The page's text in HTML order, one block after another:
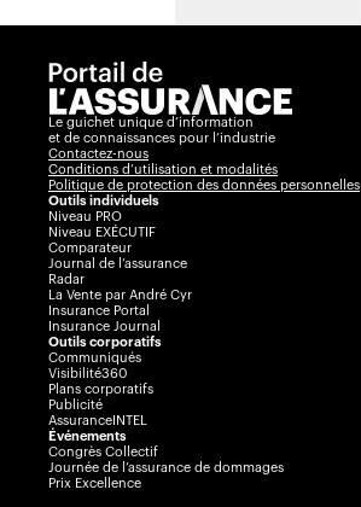
Le guichet unique d’information
et de connaissances pour l’industrie
Contactez-nous
Conditions d’utilisation et modalités
Politique de protection des données personnelles
Outils individuels
Niveau PRO
Niveau EXÉCUTIF
Comparateur
Journal de l’assurance
Radar
La Vente par André Cyr
Insurance Portal
Insurance Journal
Outils corporatifs
Communiqués
Visibilité360
Plans corporatifs
Publicité
AssuranceINTEL
Événements
Congrès Collectif
Journée de l’assurance de dommages
Prix Excellence